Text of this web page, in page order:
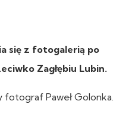
się z fotogalerią po
Zagłębiu Lubin.
Paweł Golonka.